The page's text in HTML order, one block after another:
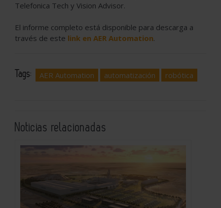
Telefonica Tech y Vision Advisor.
El informe completo está disponible para descarga a
través de este link en AER Automation.
Tags: AER Automation automatización robótica
Noticias relacionadas